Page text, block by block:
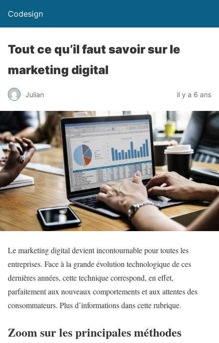
Codesign
Tout ce qu’il faut savoir sur le
marketing digital
Julian il y a 6 ans
Le marketing digital devient incontournable pour toutes les
entreprises. Face à la grande évolution technologique de ces
dernières années, cette technique correspond, en effet,
parfaitement aux nouveaux comportements et aux attentes des
consommateurs. Plus d’informations dans cette rubrique.
Zoom sur les principales méthodes